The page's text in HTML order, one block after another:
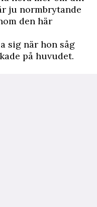
ju normbrytande
den här
sig när hon såg
på huvudet.